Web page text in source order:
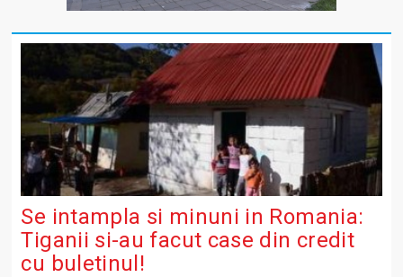
Se intampla si minuni in Romania:
Tiganii si-au facut case din credit
cu buletinul!